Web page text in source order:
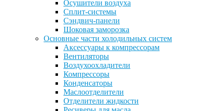
Осушители воздуха
Сплит-системы
Сэндвич-панели
Шоковая заморозка
Основные части холодильных систем
Аксессуары к компрессорам
Вентиляторы
Воздухоохладители
Компрессоры
Конденсаторы
Маслоотделители
Отделители жидкости